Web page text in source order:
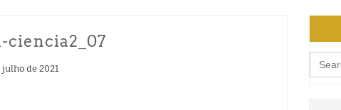
ciencia2_07
julho de 2021
Search
for: